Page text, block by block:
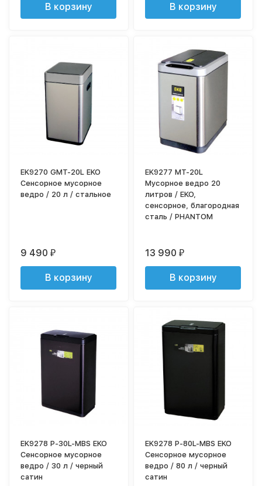
В корзину В корзину
EK9270 GMT-20L EKO
Сенсорное мусорное
ведро / 20 л / стальное
9 490₽
В корзину
EK9277 MT-20L
Мусорное ведро 20
литров / EKO,
сенсорное, благородная
сталь / PHANTOM
13 990₽
В корзину
EK9278 P-30L-MBS EKO
Сенсорное мусорное
ведро / 30 л / черный
сатин
EK9278 P-80L-MBS EKO
Сенсорное мусорное
ведро / 80 л / черный
сатин